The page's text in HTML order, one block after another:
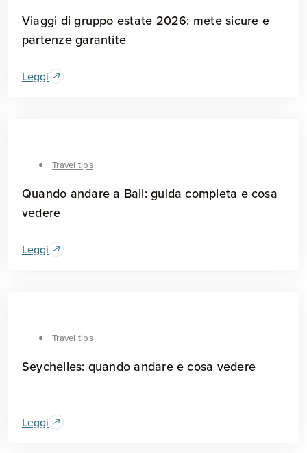
Viaggi di gruppo estate 2026: mete sicure e
partenze garantite
Leggi
Travel tips
Quando andare a Bali: guida completa e cosa
vedere
Leggi
Travel tips
Seychelles: quando andare e cosa vedere
Leggi